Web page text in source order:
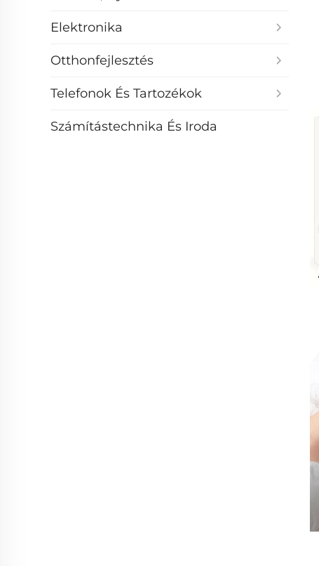
Elektronika
Otthonfejlesztés
Telefonok És Tartozékok
Számítástechnika És Iroda